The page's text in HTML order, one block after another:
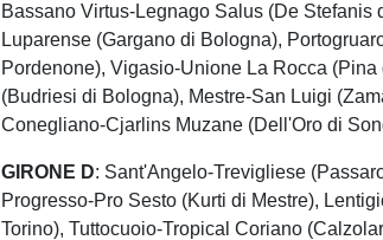
Bassano Virtus-Legnago Salus (De Stefanis
Luparense (Gargano di Bologna),
Pordenone), Vigasio-Unione La Rocca (Pina
(Budriesi di Bologna), Mestre-San Luigi
Conegliano-Cjarlins Muzane (Dell'Oro di
GIRONE D: Sant'Angelo-Trevigliese
Progresso-Pro Sesto (Kurti di Mestre),
Torino), Tuttocuoio-Tropical Coriano